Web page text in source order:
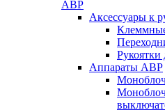
АВР
Аксессуары к
Рукоятки
Аппараты АВР